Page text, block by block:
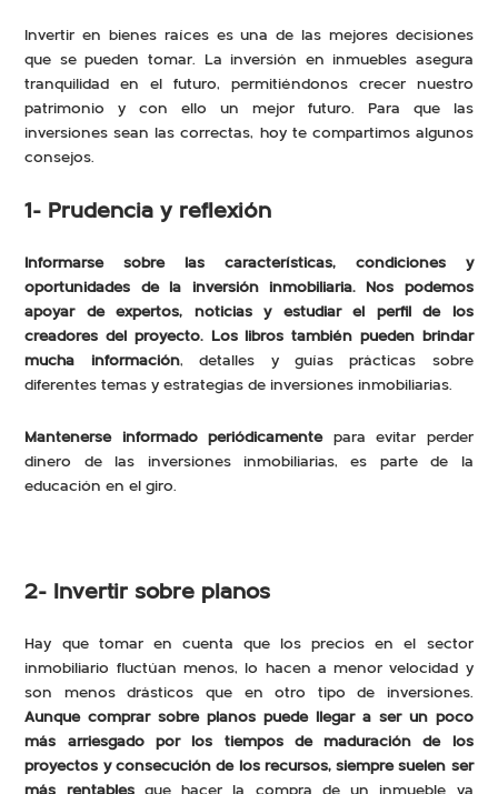
Invertir en bienes raíces es una de las mejores decisiones
que se pueden tomar. La inversión en inmuebles asegura
tranquilidad en el futuro, permitiéndonos crecer nuestro
patrimonio y con ello un mejor futuro. Para que las
inversiones sean las correctas, hoy te compartimos algunos
consejos.
1- Prudencia y reflexión
Informarse sobre las características, condiciones y
oportunidades de la inversión inmobiliaria. Nos podemos
apoyar de expertos, noticias y estudiar el perfil de los
creadores del proyecto. Los libros también pueden brindar
mucha información, detalles y guías prácticas sobre
diferentes temas y estrategias de inversiones inmobiliarias.
Mantenerse informado periódicamentepara evitar perder
dinero de las inversiones inmobiliarias, es parte de la
educación en el giro.
2- Invertir sobre planos
Hay que tomar en cuenta que los precios en el sector
inmobiliario fluctúan menos, lo hacen a menor velocidad y
son menos drásticos que en otro tipo de inversiones.
Aunque comprar sobre planos puede llegar a ser un poco
más arriesgado por los tiempos de maduración de los
proyectos y consecución de los recursos, siempre suelen ser
más rentablesque hacer la compra de un inmueble ya